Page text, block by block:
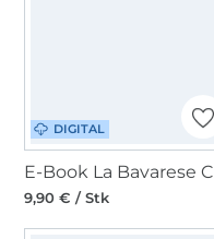
DIGITAL
9,90 € / Stk